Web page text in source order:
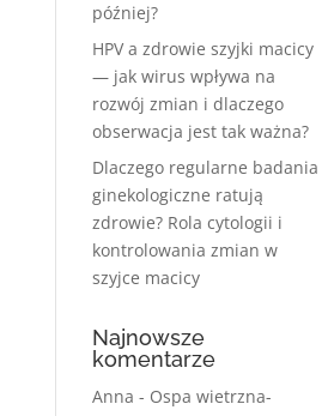
później?
HPV a zdrowie szyjki macicy
— jak wirus wpływa na
rozwój zmian i dlaczego
obserwacja jest tak ważna?
Dlaczego regularne badania
ginekologiczne ratują
zdrowie? Rola cytologii i
kontrolowania zmian w
szyjce macicy
Najnowsze
komentarze
Anna - Ospa wietrzna-